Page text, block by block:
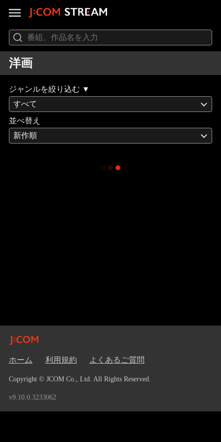
洋画
ジャンルを絞り込む ▼
すべて
並べ替え
新作順
ホーム 利用規約 よくあるご質問
Copyright © JCOM Co., Ltd. All Rights Reserved.
v9.10.0.3233062